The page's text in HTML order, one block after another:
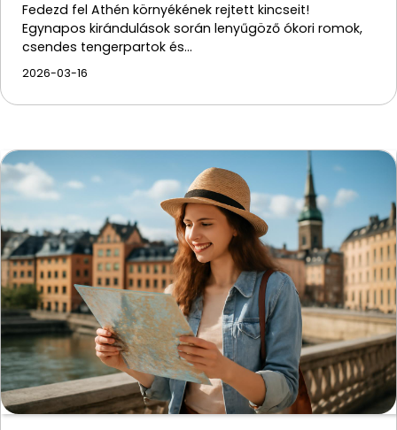
Fedezd fel Athén környékének rejtett kincseit!
Egynapos kirándulások során lenyűgöző ókori romok,
csendes tengerpartok és…
2026-03-16